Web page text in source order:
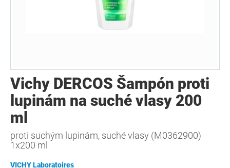
Vichy DERCOS Šampón proti
lupinám na suché vlasy 200
ml
proti suchým lupinám, suché vlasy (M0362900)
1x200 ml
VICHY Laboratoires